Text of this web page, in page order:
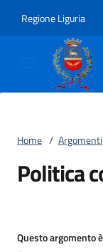
Regione Liguria
Home / Argomenti
Politica
Questo argomento